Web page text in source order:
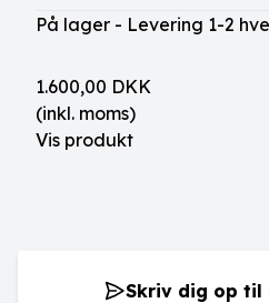
På lager - Levering 1-2
1.600,00 DKK
(inkl. moms)
Vis produkt
Skriv dig op til